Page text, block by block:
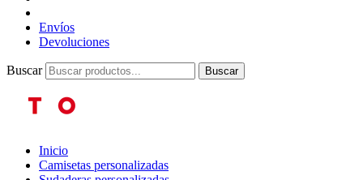
Envíos
Devoluciones
Buscar Buscar
Inicio
Camisetas personalizadas